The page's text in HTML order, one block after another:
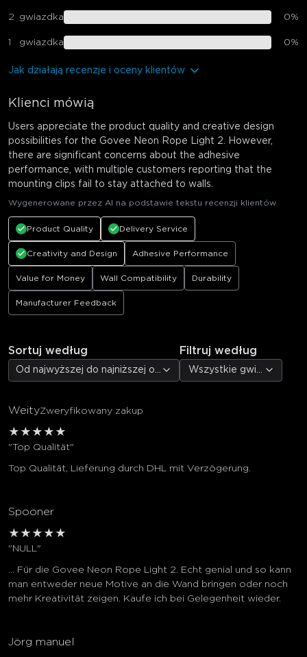
2 gwiazdka 0%
1 gwiazdka 0%
Jak działają recenzje i oceny klientów
Klienci mówią
Users appreciate the product quality and creative design
possibilities for the Govee Neon Rope Light 2. However,
there are significant concerns about the adhesive
performance, with multiple customers reporting that the
mounting clips fail to stay attached to walls.
Wygenerowane przez AI na podstawie tekstu recenzji klientów
Product Quality Delivery Service
Creativity and Design Adhesive Performance
Value for Money Wall Compatibility Durability
Manufacturer Feedback
Sortuj według
Od najwyższej do najniższej oceny
Filtruj według
Wszystkie gwiazdki
WeityZweryfikowany zakup
★ ★ ★ ★ ★
"Top Qualität"
Top Qualität, Lieferung durch DHL mit Verzögerung.
Spooner
★ ★ ★ ★ ★
"NULL"
... Für die Govee Neon Rope Light 2. Echt genial und so kann
man entweder neue Motive an die Wand bringen oder noch
mehr Kreativität zeigen. Kaufe ich bei Gelegenheit wieder.
Jörg manuel